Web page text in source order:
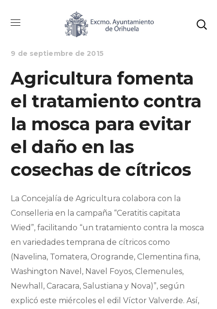
AGRICULTURA NOTICIAS
9 de septiembre de 2015
Agricultura fomenta
el tratamiento contra
la mosca para evitar
el daño en las
cosechas de cítricos
La Concejalía de Agricultura colabora con la
Conselleria en la campaña “Ceratitis capitata
Wied”, facilitando “un tratamiento contra la mosca
en variedades temprana de cítricos como
(Navelina, Tomatera, Orogrande, Clementina fina,
Washington Navel, Navel Foyos, Clemenules,
Newhall, Caracara, Salustiana y Nova)”, según
explicó este miércoles el edil Víctor Valverde. Así,